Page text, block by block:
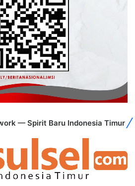
— Spirit Baru Indonesia Timur